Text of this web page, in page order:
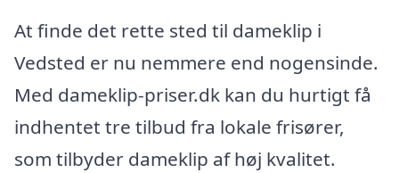
At finde det rette sted til dameklip i
Vedsted er nu nemmere end nogensinde.
Med dameklip-priser.dk kan du hurtigt få
indhentet tre tilbud fra lokale frisører,
som tilbyder dameklip af høj kvalitet.